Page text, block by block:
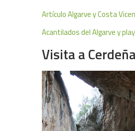
Artículo Algarve y Costa
Acantilados del Algarve y
Visita a Cerdeña